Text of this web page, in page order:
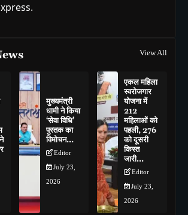
View All
मुख्यमंत्री
धामी ने किया
‘सेवा विधि’
पुस्तक का
विमोचन…
Editor
July 23,
2026
एकल महिला
स्वरोजगार
योजना में
212
महिलाओं को
पहली, 276
को दूसरी
किस्त
जारी…
Editor
July 23,
2026